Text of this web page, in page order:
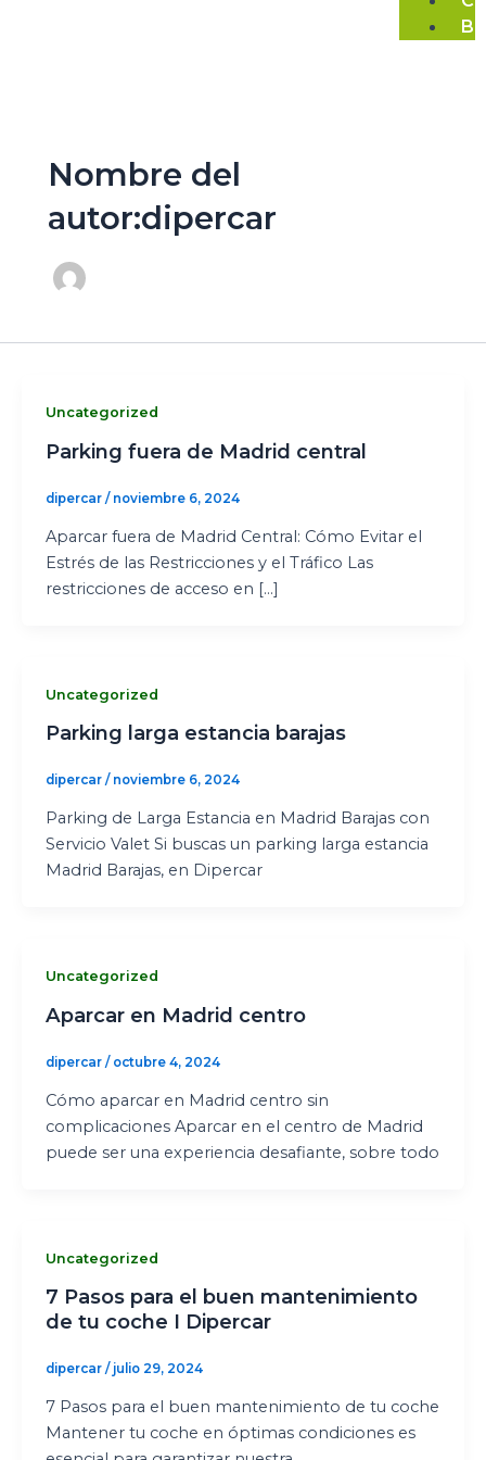
Nombre del
autor:dipercar
Uncategorized
Parking fuera de Madrid central
dipercar / noviembre 6, 2024
Aparcar fuera de Madrid Central: Cómo Evitar el
Estrés de las Restricciones y el Tráfico Las
restricciones de acceso en […]
Uncategorized
Parking larga estancia barajas
dipercar / noviembre 6, 2024
Parking de Larga Estancia en Madrid Barajas con
Servicio Valet Si buscas un parking larga estancia
Madrid Barajas, en Dipercar
Uncategorized
Aparcar en Madrid centro
dipercar / octubre 4, 2024
Cómo aparcar en Madrid centro sin
complicaciones Aparcar en el centro de Madrid
puede ser una experiencia desafiante, sobre todo
Uncategorized
7 Pasos para el buen mantenimiento
de tu coche I Dipercar
dipercar / julio 29, 2024
7 Pasos para el buen mantenimiento de tu coche
Mantener tu coche en óptimas condiciones es